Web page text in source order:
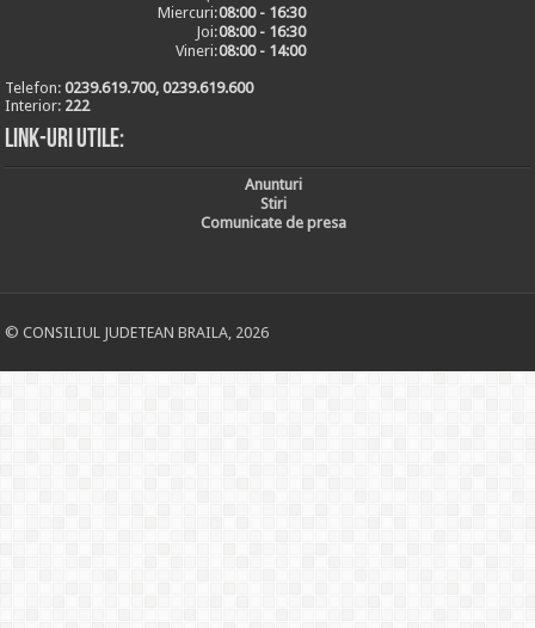
Miercuri:08:00 - 16:30
Joi:08:00 - 16:30
Vineri:08:00 - 14:00
Telefon:0239.619.700, 0239.619.600
Interior: 222
Link-uri utile:
Anunturi
Stiri
Comunicate de presa
© CONSILIUL JUDETEAN BRAILA, 2026